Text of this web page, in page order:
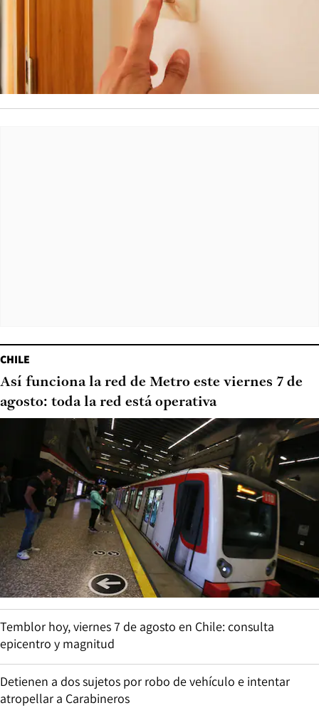
CHILE
Así funciona la red de Metro este viernes 7 de
agosto: toda la red está operativa
Temblor hoy, viernes 7 de agosto en Chile: consulta
epicentro y magnitud
Detienen a dos sujetos por robo de vehículo e intentar
atropellar a Carabineros